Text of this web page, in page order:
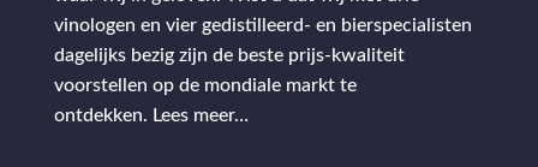
vinologen en vier gedistilleerd- en bierspecialisten
dagelijks bezig zijn de beste prijs-kwaliteit
voorstellen op de mondiale markt te
ontdekken. Lees meer…